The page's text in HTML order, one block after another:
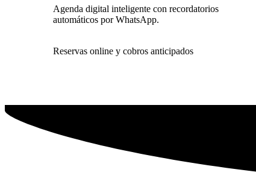
Agenda digital inteligente con recordatorios
automáticos por WhatsApp.
Reservas online y cobros anticipados